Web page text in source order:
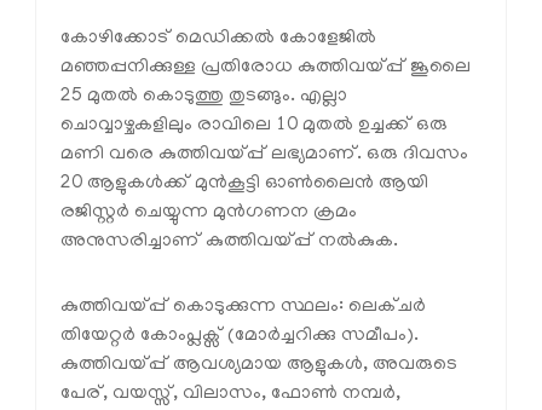
കോഴിക്കോട് മെഡിക്കൽ കോളേജിൽ
മഞ്ഞപ്പനിക്കുള്ള പ്രതിരോധ കുത്തിവയ്പ്പ് ജൂലൈ
25 മുതൽ കൊടുത്തു തുടങ്ങും. എല്ലാ
ചൊവ്വാഴ്ചകളിലും രാവിലെ 10 മുതൽ ഉച്ചക്ക് ഒരു
മണി വരെ കുത്തിവയ്പ്പ് ലഭ്യമാണ്. ഒരു ദിവസം
20 ആളുകൾക്ക് മുൻകൂട്ടി ഓൺലൈൻ ആയി
രജിസ്റ്റർ ചെയ്യുന്ന മുൻഗണന ക്രമം
അനുസരിച്ചാണ് കുത്തിവയ്പ്പ് നൽകുക.
കുത്തിവയ്പ്പ് കൊടുക്കുന്ന സ്ഥലം: ലെക്ചർ
തിയേറ്റർ കോംപ്ലക്സ് (മോർച്ചറിക്കു സമീപം).
കുത്തിവയ്പ്പ് ആവശ്യമായ ആളുകൾ, അവരുടെ
പേര്, വയസ്സ്, വിലാസം, ഫോൺ നമ്പർ,